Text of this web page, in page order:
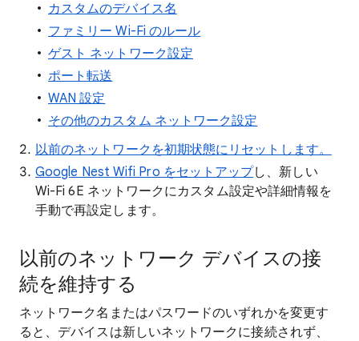
カスタムのデバイス名
ファミリー Wi-Fi のルール
ゲスト ネットワーク設定
ポート転送
WAN 設定
その他のカスタム ネットワーク設定
以前のネットワークを初期状態にリセットします。
Google Nest Wifi Pro をセットアップし、新しい
Wi-Fi 6E ネットワークにカスタム設定や詳細情報を
手動で再設定します。
以前のネットワーク デバイスの接
続を維持する
ネットワーク名またはパスワードのいずれかを変更す
ると、デバイスは新しいネットワークに接続されず、